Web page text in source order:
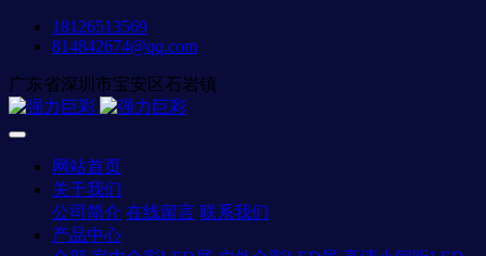
18126513569
814842674@qq.com
广东省深圳市宝安区石岩镇
网站首页
关于我们
公司简介 在线留言 联系我们
产品中心